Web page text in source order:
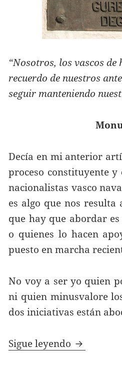
“Nosotros, los vascos
recuerdo de nuestros
seguir manteniendo
Decía en mi anterior
proceso constituyente
nacionalistas vasco
es algo que nos
que hay que abordar
o quienes lo hacen
puesto en marcha
No voy a ser yo quien
ni quien minusvalore
dos iniciativas están
Sigue leyendo Las